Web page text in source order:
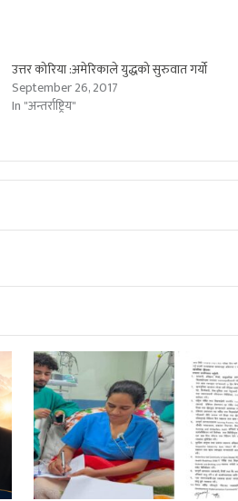
उत्तर कोरिया :अमेरिकाले युद्धको सुरुवात गर्यो
September 26, 2017
In "अन्तर्राष्ट्रिय"